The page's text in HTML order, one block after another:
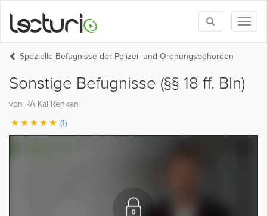
Toggle
search
Spezielle Befugnisse der Polizei- und Ordnungsbehörden
Sonstige Befugnisse (§§ 18 ff. Bln)
von RA Kai Renken
(1)